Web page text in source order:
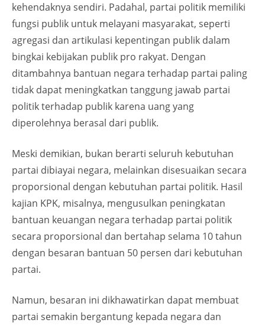
kehendaknya sendiri. Padahal, partai politik memiliki
fungsi publik untuk melayani masyarakat, seperti
agregasi dan artikulasi kepentingan publik dalam
bingkai kebijakan publik pro rakyat. Dengan
ditambahnya bantuan negara terhadap partai paling
tidak dapat meningkatkan tanggung jawab partai
politik terhadap publik karena uang yang
diperolehnya berasal dari publik.
Meski demikian, bukan berarti seluruh kebutuhan
partai dibiayai negara, melainkan disesuaikan secara
proporsional dengan kebutuhan partai politik. Hasil
kajian KPK, misalnya, mengusulkan peningkatan
bantuan keuangan negara terhadap partai politik
secara proporsional dan bertahap selama 10 tahun
dengan besaran bantuan 50 persen dari kebutuhan
partai.
Namun, besaran ini dikhawatirkan dapat membuat
partai semakin bergantung kepada negara dan